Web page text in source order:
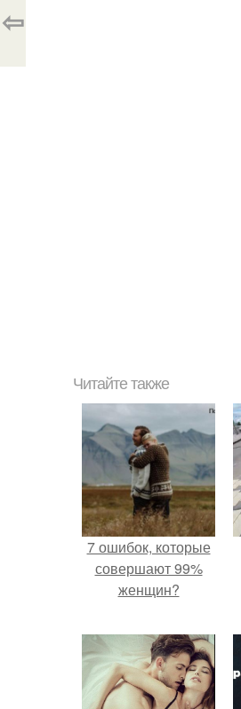
⇦
Читайте также
7 ошибок, которые
совершают 99%
женщин?